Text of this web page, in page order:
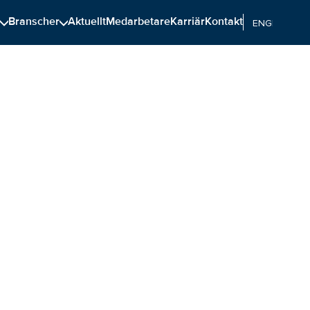
Branscher AktuelltMedarbetareKarriärKontakt ENGELSKA